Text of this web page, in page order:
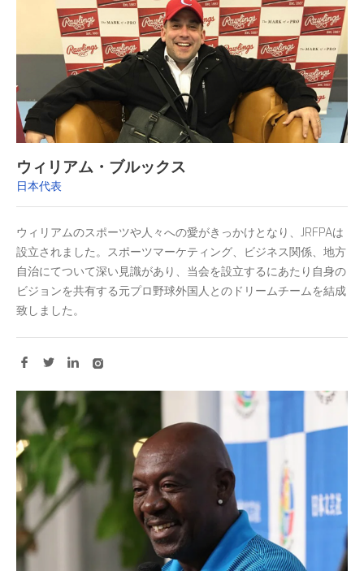
ウィリアム・ブルックス
日本代表
ウィリアムのスポーツや人々への愛がきっかけとなり、JRFPAは
設立されました。スポーツマーケティング、ビジネス関係、地方
自治にてついて深い見識があり、当会を設立するにあたり自身の
ビジョンを共有する元プロ野球外国人とのドリームチームを結成
致しました。